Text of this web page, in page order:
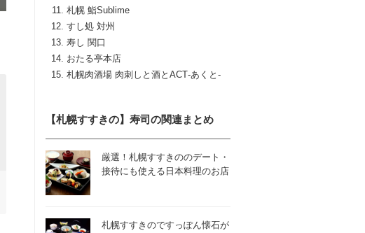
札幌 鮨Sublime
すし処 対州
寿し 関口
おたる亭本店
札幌肉酒場 肉刺しと酒とACT‐あくと‐
【札幌すすきの】寿司の関連まとめ
厳選！札幌すすきののデート・
接待にも使える日本料理のお店
札幌すすきのですっぽん懐石が